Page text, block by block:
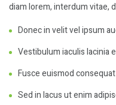
diam lorem, interdum vitae,
Donec in velit vel ipsum
Vestibulum iaculis lacinia
Fusce euismod
Sed in lacus ut enim